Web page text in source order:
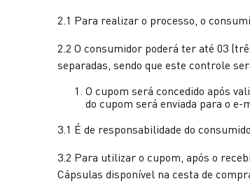
2.1 Para realizar o processo, o
2.2 O consumidor poderá ter até 03
separadas, sendo que este controle
O cupom será concedido após
do cupom será enviada para o
3.1 É de responsabilidade do
3.2 Para utilizar o cupom, após o
Cápsulas disponível na cesta de